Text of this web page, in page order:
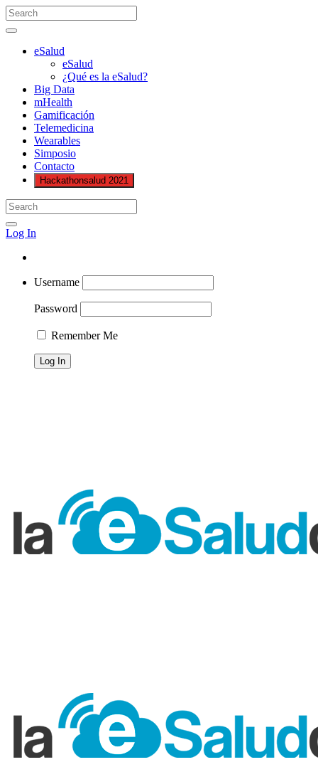
eSalud
eSalud
¿Qué es la eSalud?
Big Data
mHealth
Gamificación
Telemedicina
Wearables
Simposio
Contacto
Hackathonsalud 2021
Log In
Username
Password
Remember Me